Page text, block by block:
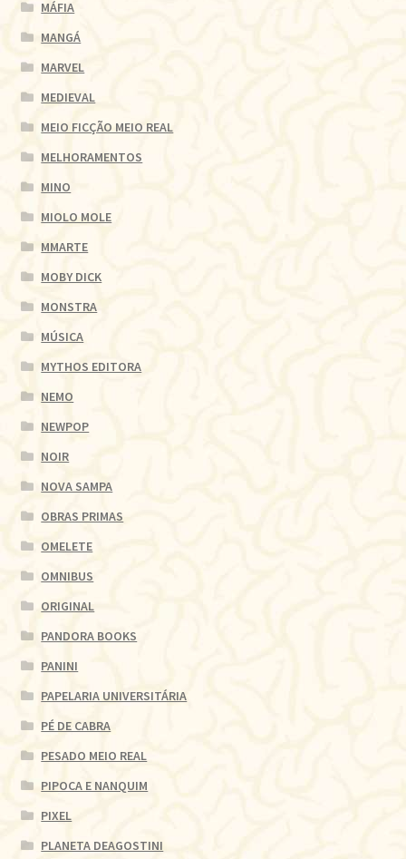
MÁFIA
MANGÁ
MARVEL
MEDIEVAL
MEIO FICÇÃO MEIO REAL
MELHORAMENTOS
MINO
MIOLO MOLE
MMARTE
MOBY DICK
MONSTRA
MÚSICA
MYTHOS EDITORA
NEMO
NEWPOP
NOIR
NOVA SAMPA
OBRAS PRIMAS
OMELETE
OMNIBUS
ORIGINAL
PANDORA BOOKS
PANINI
PAPELARIA UNIVERSITÁRIA
PÉ DE CABRA
PESADO MEIO REAL
PIPOCA E NANQUIM
PIXEL
PLANETA DEAGOSTINI